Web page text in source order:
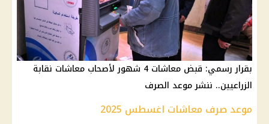
بقرار رسمي: قبض معاشات 4 شهور لأصحاب معاشات نقابة
الزراعيين.. ننشر موعد الصرف
موعد صرف معاشات اغسطس 2025